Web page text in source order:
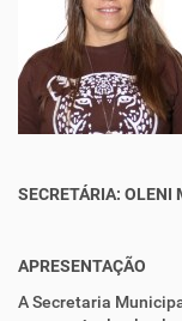
SECRETÁRIA: OLENI
APRESENTAÇÃO
A Secretaria